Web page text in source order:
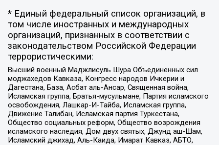
* Единый федеральный список организаций, в
том числе иностранных и международных
организаций, признанных в соответствии с
законодательством Российской Федерации
террористическими:
Высший военный Маджлисуль Шура Объединенных сил
моджахедов Кавказа, Конгресс народов Ичкерии и
Дагестана, База, Асбат аль-Ансар, Священная война,
Исламская группа, Братья-мусульмане, Партия исламского
освобождения, Лашкар-И-Тайба, Исламская группа,
Движение Талибан, Исламская партия Туркестана,
Общество социальных реформ, Общество возрождения
исламского наследия, Дом двух святых, Джунд аш-Шам,
Исламский джихад, Аль-Каида, Имарат Кавказ, АБТО,